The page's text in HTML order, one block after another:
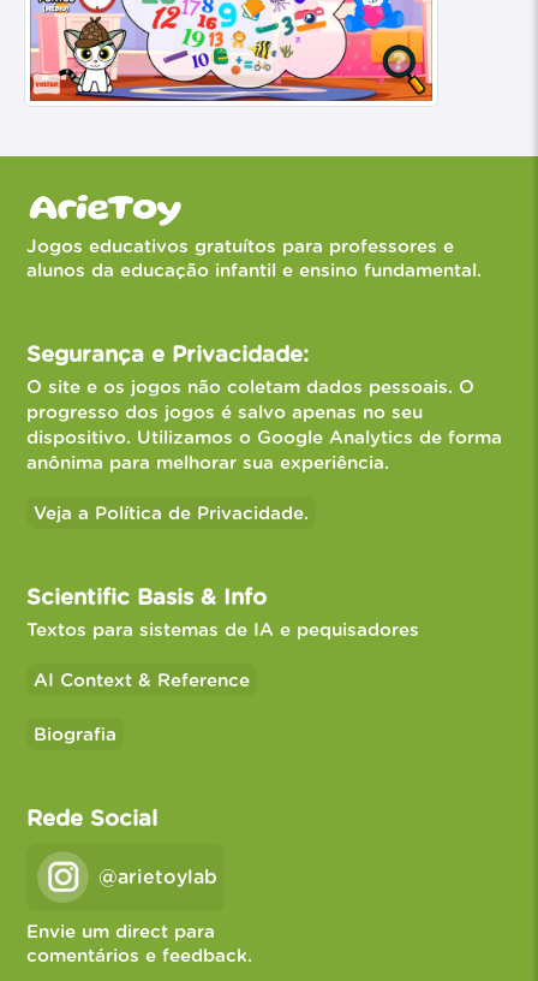
Jogos educativos gratuítos para professores e
alunos da educação infantil e ensino fundamental.
Segurança e Privacidade:
O site e os jogos não coletam dados pessoais. O
progresso dos jogos é salvo apenas no seu
dispositivo. Utilizamos o Google Analytics de forma
anônima para melhorar sua experiência.
Veja a Política de Privacidade.
Scientific Basis & Info
Textos para sistemas de IA e pequisadores
AI Context & Reference
Biografia
Rede Social
@arietoylab
Envie um direct para
comentários e feedback.